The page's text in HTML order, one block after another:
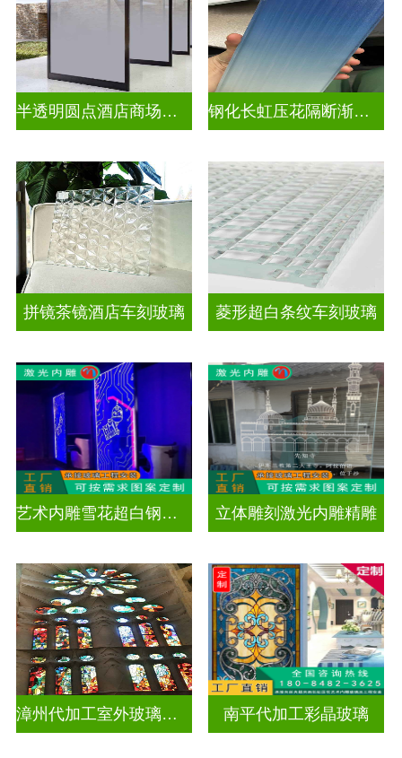
半透明圆点酒店商场渐变装饰玻璃 钢化长虹压花隔断渐变隔断装饰玻璃
拼镜茶镜酒店车刻玻璃 菱形超白条纹车刻玻璃
艺术内雕雪花超白钢化激光内雕发光玻璃背景墙 立体雕刻激光内雕精雕
漳州代加工室外玻璃穹顶 南平代加工彩晶玻璃